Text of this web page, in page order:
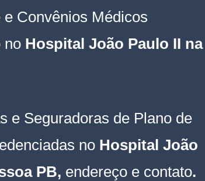
Convênios Médicos
no Hospital João Paulo II na
e Seguradoras de Plano de
no Hospital João
PB, endereço e contato.